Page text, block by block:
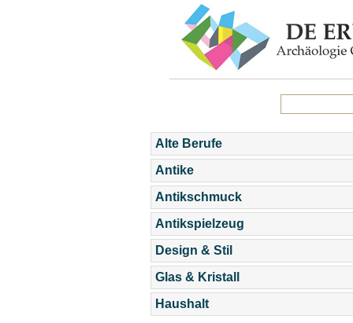
Alte Berufe
Antike
Antikschmuck
Antikspielzeug
Design & Stil
Glas & Kristall
Haushalt